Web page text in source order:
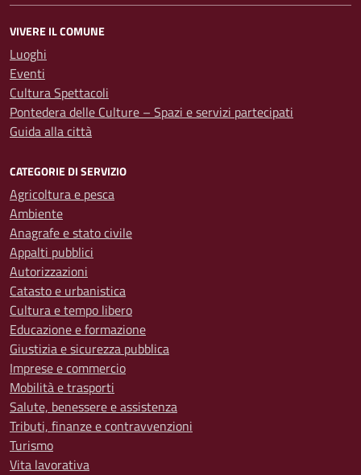
VIVERE IL COMUNE
Luoghi
Eventi
Cultura Spettacoli
Pontedera delle Culture – Spazi e servizi partecipati
Guida alla città
CATEGORIE DI SERVIZIO
Agricoltura e pesca
Ambiente
Anagrafe e stato civile
Appalti pubblici
Autorizzazioni
Catasto e urbanistica
Cultura e tempo libero
Educazione e formazione
Giustizia e sicurezza pubblica
Imprese e commercio
Mobilità e trasporti
Salute, benessere e assistenza
Tributi, finanze e contravvenzioni
Turismo
Vita lavorativa